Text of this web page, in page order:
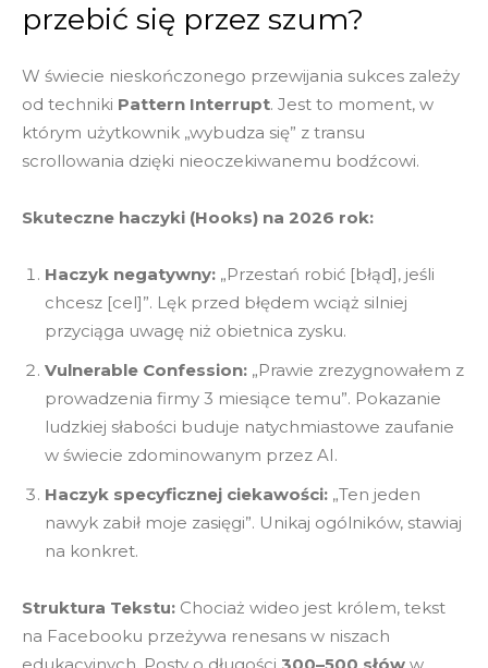
przebić się przez szum?
W świecie nieskończonego przewijania sukces zależy
od techniki Pattern Interrupt. Jest to moment, w
którym użytkownik „wybudza się” z transu
scrollowania dzięki nieoczekiwanemu bodźcowi.
Skuteczne haczyki (Hooks) na 2026 rok:
Haczyk negatywny: „Przestań robić [błąd], jeśli
chcesz [cel]”. Lęk przed błędem wciąż silniej
przyciąga uwagę niż obietnica zysku.
Vulnerable Confession: „Prawie zrezygnowałem z
prowadzenia firmy 3 miesiące temu”. Pokazanie
ludzkiej słabości buduje natychmiastowe zaufanie
w świecie zdominowanym przez AI.
Haczyk specyficznej ciekawości: „Ten jeden
nawyk zabił moje zasięgi”. Unikaj ogólników, stawiaj
na konkret.
Struktura Tekstu: Chociaż wideo jest królem, tekst
na Facebooku przeżywa renesans w niszach